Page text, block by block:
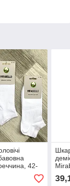
42-
білі,
47